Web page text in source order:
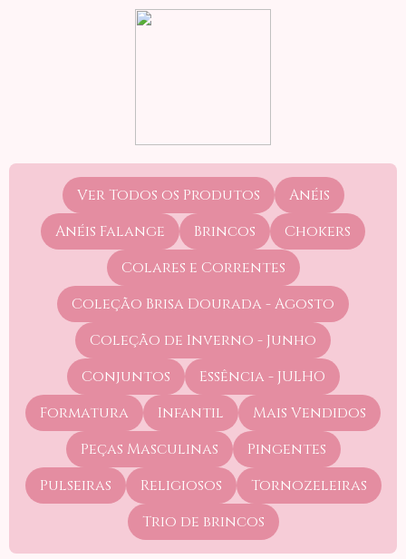
Ver Todos os Produtos
Anéis
Anéis Falange
Brincos
Chokers
Colares e Correntes
Coleção Brisa Dourada - Agosto
Coleção de Inverno - Junho
Conjuntos
Essência - JULHO
Formatura
Infantil
Mais Vendidos
Peças Masculinas
Pingentes
Pulseiras
Religiosos
Tornozeleiras
Trio de brincos